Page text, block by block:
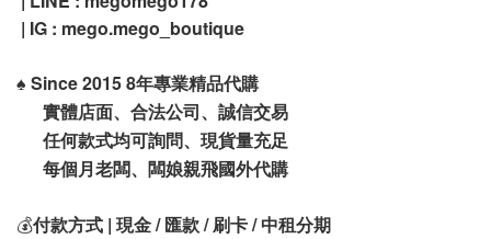
| IG : mego.mego_boutique
♠️ Since 2015 8年專業精品代購
實體店面、合法公司、誠信交易
任何款式均可詢問、現貨量充足
每個月老闆、闆娘親飛國外代購
💰付款方式 | 現金 / 匯款 / 刷卡 / 中租分期